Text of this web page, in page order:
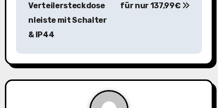
a
g
Verteilersteckdose
nleiste mit Schalter
& IP44
für nur 137,99€